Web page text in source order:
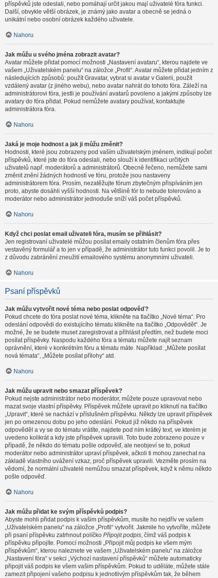
příspěvků jste odeslali, nebo pomáhají určit jakou mají uživatelé fóra funkci.
Další, obvykle větší obrázek, je známý jako avatar a obecně se jedná o
unikátní nebo osobní obrázek každého uživatele.
Nahoru
Jak můžu u svého jména zobrazit avatar?
Avatar můžete přidat pomocí možnosti „Nastavení avataru“, kterou najdete ve
vašem „Uživatelském panelu“ na záložce „Profil“. Avatar můžete přidat jedním z
následujících způsobů: použít Gravatar, vybrat si avatar v Galerii, použít
vzdálený avatar (z jiného webu), nebo avatar nahrát do tohoto fóra. Záleží na
administrátorovi fóra, jestli je používání avatarů povoleno a jakými způsoby lze
avatary do fóra přidat. Pokud nemůžete avatary používat, kontaktujte
administrátora fóra.
Nahoru
Jaká je moje hodnost a jak ji můžu změnit?
Hodnosti, které jsou zobrazeny pod vaším uživatelským jménem, indikují počet
příspěvků, které jste do fóra odeslali, nebo slouží k identifikaci určitých
uživatelů např. moderátorů a administrátorů. Obecně řečeno, nemůžete sami
změnit znění žádných hodností ve fóru, protože jsou nastaveny
administrátorem fóra. Prosím, nezatěžujte fórum zbytečným přispíváním jen
proto, abyste dosáhli vyšší hodnosti. Na většině fór to nebude tolerováno a
moderátor nebo administrátor jednoduše sníží váš počet příspěvků.
Nahoru
Když chci poslat email uživateli fóra, musím se přihlásit?
Jen registrovaní uživatelé můžou posílat emaily ostatním členům fóra přes
vestavěný formulář a to jen v případě, že administrátor tuto funkci povolil. Je to
z důvodu zabránění zneužití emailového systému anonymními uživateli.
Nahoru
Psaní příspěvků
Jak můžu vytvořit nové téma nebo poslat odpověď?
Pokud chcete do fóra poslat nové téma, klikněte na tlačítko „Nové téma“. Pro
odeslání odpovědi do existujícího tématu klikněte na tlačítko „Odpovědět“. Je
možné, že se budete muset zaregistrovat a přihlásit předtím, než budete moci
posílat příspěvky. Naspodu každého fóra a tématu můžete najít seznam
oprávnění, které v konkrétním fóru a tématu máte. Například: „Můžete posílat
nová témata“, „Můžete posílat přílohy“ atd.
Nahoru
Jak můžu upravit nebo smazat příspěvek?
Pokud nejste administrátor nebo moderátor, můžete pouze upravovat nebo
mazat svoje vlastní příspěvky. Příspěvek můžete upravit po kliknutí na tlačítko
„Upravit“, které se nachází v příslušném příspěvku. Někdy lze upravit příspěvek
jen po omezenou dobu po jeho odeslání. Pokud již někdo na příspěvek
odpověděl a vy se do tématu vrátíte, najdete pod ním krátký text, ve kterém je
uvedeno kolikrát a kdy jste příspěvek upravili. Toto bude zobrazeno pouze v
případě, že někdo do tématu pošle odpověď, ale neobjeví se to, pokud
moderátor nebo administrátor upraví příspěvek, ačkoli ti mohou zanechat na
základě vlastního uvážení vzkaz, proč příspěvek upravili. Vezměte prosím na
vědomí, že normální uživatelé nemůžou smazat příspěvek, když k němu někdo
pošle odpověď.
Nahoru
Jak můžu přidat ke svým příspěvků podpis?
Abyste mohli přidat podpis k vašim příspěvkům, musíte ho nejdřív ve vašem
„Uživatelském panelu“ na záložce „Profil“ vytvořit. Jakmile ho vytvoříte, můžete
při psaní příspěvku zatrhnout políčko Připojit podpis, čímž váš podpis k
příspěvku připojíte. Pomocí možnosti „Připojit můj podpis ke všem mým
příspěvkům“, kterou naleznete ve vašem „Uživatelském panelu“ na záložce
„Nastavení fóra“ v sekci „Výchozí nastavení příspěvků“ můžete automaticky
připojit váš podpis ke všem vašim příspěvkům. Pokud to uděláte, můžete stále
zamezit připojení vašeho podpisu k jednotlivým příspěvkům tak, že během